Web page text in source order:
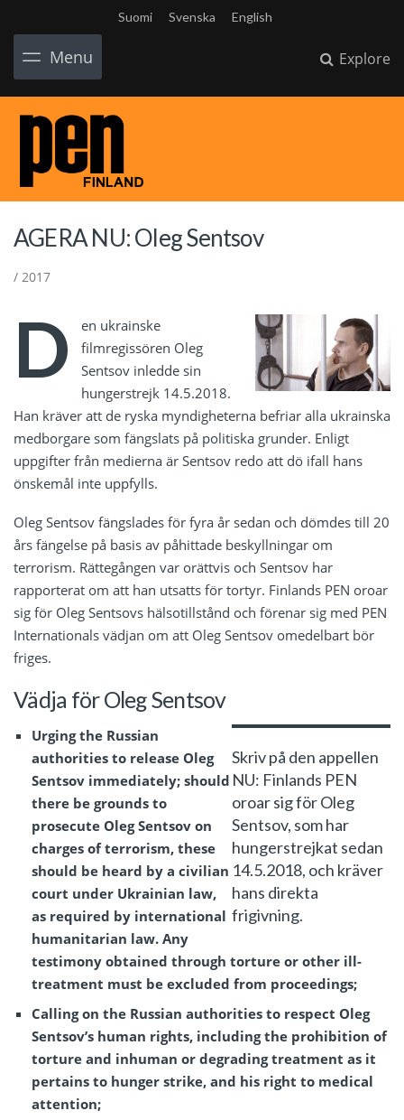
Suomi Svenska English
Menu Explore
AGERA NU: Oleg Sentsov
/ 2017
D
en ukrainske
filmregissören Oleg
Sentsov inledde sin
hungerstrejk 14.5.2018.
Han kräver att de ryska myndigheterna befriar alla ukrainska
medborgare som fängslats på politiska grunder. Enligt
uppgifter från medierna är Sentsov redo att dö ifall hans
önskemål inte uppfylls.
Oleg Sentsov fängslades för fyra år sedan och dömdes till 20
års fängelse på basis av påhittade beskyllningar om
terrorism. Rättegången var orättvis och Sentsov har
rapporterat om att han utsatts för tortyr. Finlands PEN oroar
sig för Oleg Sentsovs hälsotillstånd och förenar sig med PEN
Internationals vädjan om att Oleg Sentsov omedelbart bör
friges.
Vädja för Oleg Sentsov
Skriv på den appellen
NU: Finlands PEN
oroar sig för Oleg
Sentsov, som har
hungerstrejkat sedan
14.5.2018, och kräver
hans direkta
frigivning.
Urging the Russian
authorities to release Oleg
Sentsov immediately; should
there be grounds to
prosecute Oleg Sentsov on
charges of terrorism, these
should be heard by a civilian
court under Ukrainian law,
as required by international
humanitarian law. Any
testimony obtained through torture or other ill-
treatment must be excluded from proceedings;
Calling on the Russian authorities to respect Oleg
Sentsov’s human rights, including the prohibition of
torture and inhuman or degrading treatment as it
pertains to hunger strike, and his right to medical
attention;